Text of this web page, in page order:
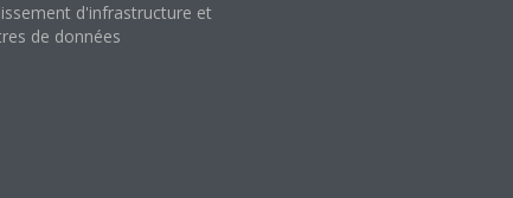
d'infrastructure et
de données